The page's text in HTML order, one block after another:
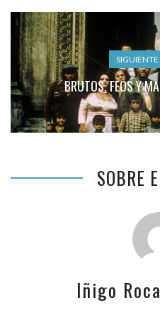
BRUTOS, FEOS Y
SOBRE
Iñigo